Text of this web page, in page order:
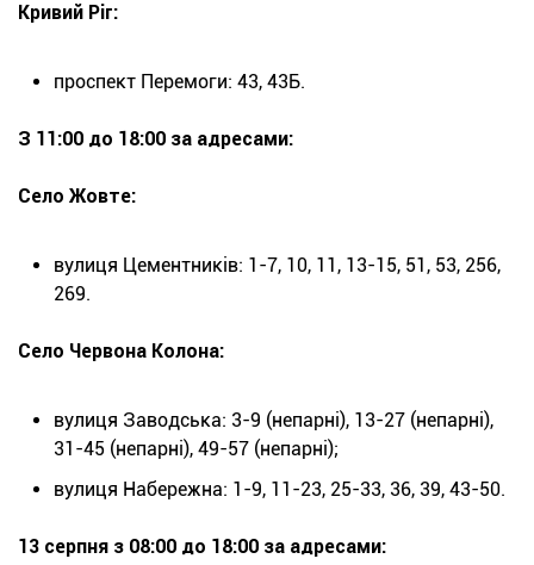
Кривий Ріг:
проспект Перемоги: 43, 43Б.
З 11:00 до 18:00 за адресами:
Село Жовте:
вулиця Цементників: 1-7, 10, 11, 13-15, 51, 53, 256,
269.
Село Червона Колона:
вулиця Заводська: 3-9 (непарні), 13-27 (непарні),
31-45 (непарні), 49-57 (непарні);
вулиця Набережна: 1-9, 11-23, 25-33, 36, 39, 43-50.
13 серпня з 08:00 до 18:00 за адресами: